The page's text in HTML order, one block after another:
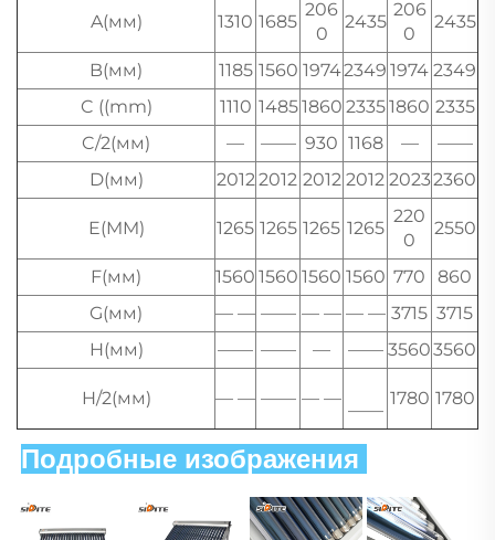
A(мм) 1310 1685
206
0
2435
206
0
2435
B(мм) 1185 1560 19742349 1974 2349
C ((mm)
1110 14851860 23351860 2335
C/2(мм)
— —— 930 1168 —
——
D(мм)
20122012 2012 2012 20232360
E(MM) 1265 1265 1265 1265
220
0
2550
F(мм) 1560 1560 1560 1560 770
860
G(мм)
— — —— — — — — 3715 3715
H(мм)
—— —— — —— 35603560
H/2(мм) — — —— — —
——
1780 1780
Подробные изображения